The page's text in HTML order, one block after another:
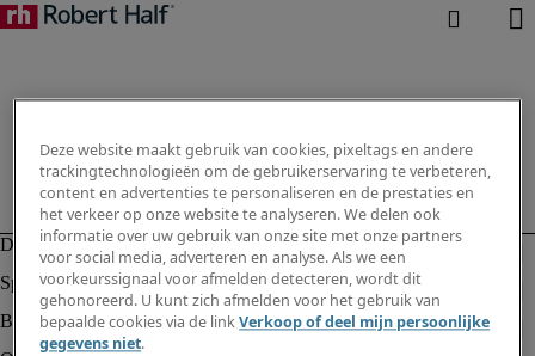
Deze website maakt gebruik van cookies, pixeltags en andere
trackingtechnologieën om de gebruikerservaring te verbeteren,
content en advertenties te personaliseren en de prestaties en
het verkeer op onze website te analyseren. We delen ook
informatie over uw gebruik van onze site met onze partners
voor social media, adverteren en analyse. Als we een
voorkeurssignaal voor afmelden detecteren, wordt dit
gehonoreerd. U kunt zich afmelden voor het gebruik van
bepaalde cookies via de linkVerkoop of deel mijn persoonlijke
gegevens niet.